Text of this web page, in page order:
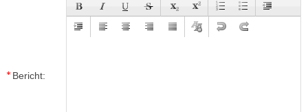
Bericht: